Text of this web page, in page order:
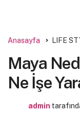
Anasayfa LIFE
Maya
Ne İşe
admin